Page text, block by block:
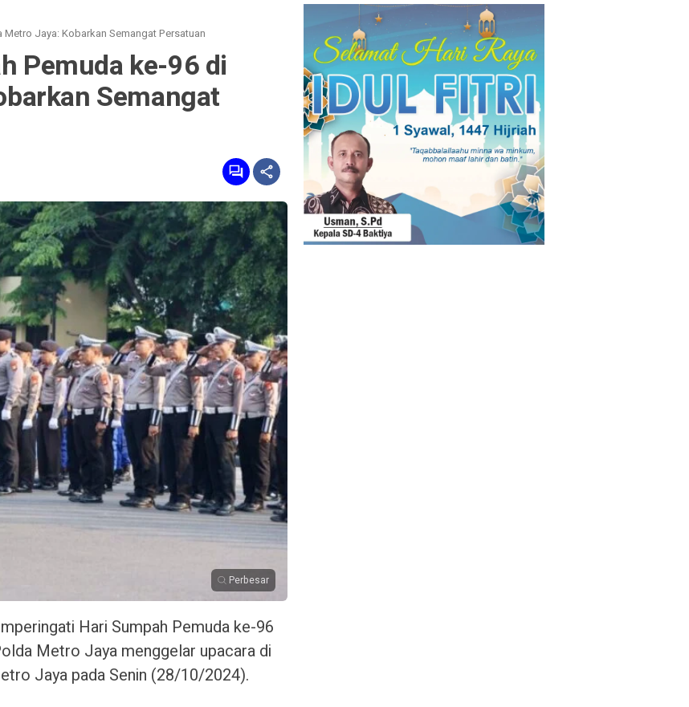
Jaya: Kobarkan Semangat Persatuan
Pemuda ke-96 di
Semangat
Perbesar
Hari Sumpah Pemuda ke-96
Metro Jaya menggelar upacara di
Jaya pada Senin (28/10/2024).